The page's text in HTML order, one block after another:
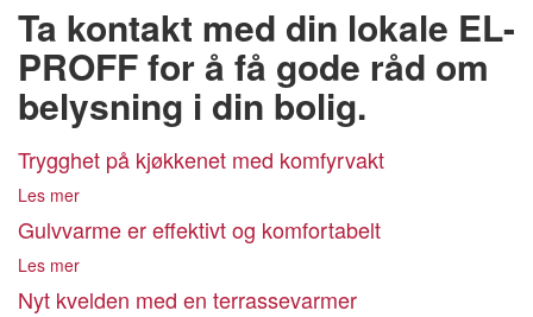
Ta kontakt med din lokale EL-
PROFF for å få gode råd om
belysning i din bolig.
Trygghet på kjøkkenet med komfyrvakt
Les mer
Gulvvarme er effektivt og komfortabelt
Les mer
Nyt kvelden med en terrassevarmer